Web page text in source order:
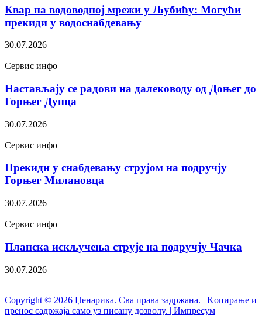
Квар на водоводној мрежи у Љубићу: Могући
прекиди у водоснабдевању
30.07.2026
Сервис инфо
Настављају се радови на далеководу од Доњег до
Горњег Дупца
30.07.2026
Сервис инфо
Прекиди у снабдевању струјом на подручју
Горњег Милановца
30.07.2026
Сервис инфо
Планска искључења струје на подручју Чачка
30.07.2026
Copyright © 2026 Џенарика. Сва права задржана. | Kопирање и
пренос садржаја само уз писану дозволу. | Импресум